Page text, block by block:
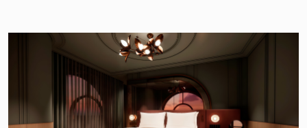
Вопрос
Предложение
Жалоба
Это обязательное поле
Это обязательное поле